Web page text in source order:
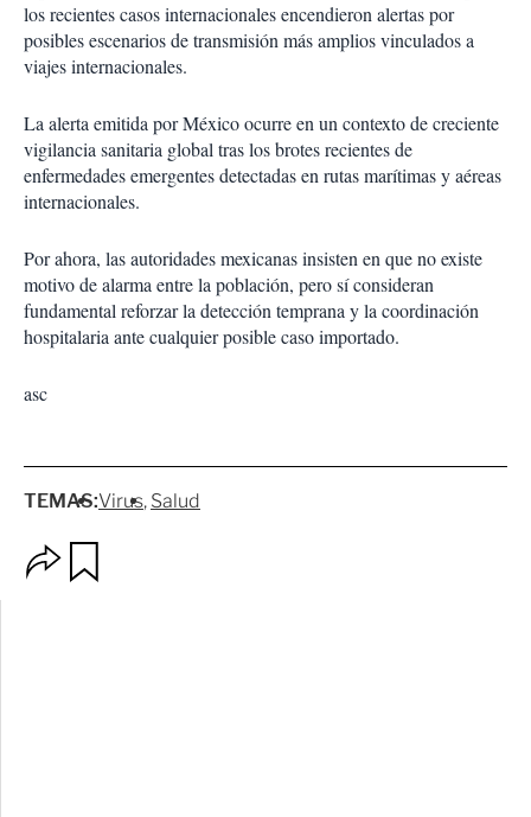
los recientes casos internacionales encendieron alertas por
posibles escenarios de transmisión más amplios vinculados a
viajes internacionales.
La alerta emitida por México ocurre en un contexto de creciente
vigilancia sanitaria global tras los brotes recientes de
enfermedades emergentes detectadas en rutas marítimas y aéreas
internacionales.
Por ahora, las autoridades mexicanas insisten en que no existe
motivo de alarma entre la población, pero sí consideran
fundamental reforzar la detección temprana y la coordinación
hospitalaria ante cualquier posible caso importado.
asc
TEMAS:Virus Salud